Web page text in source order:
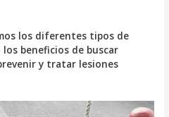
los diferentes tipos de
beneficios de buscar
y tratar lesiones